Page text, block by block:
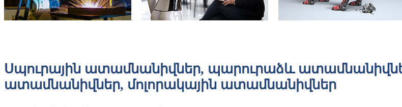
Սպուրային ատամնանիվներ, պարուրաձև
ատամնանիվներ, մոլորակային ատամնանիվներ